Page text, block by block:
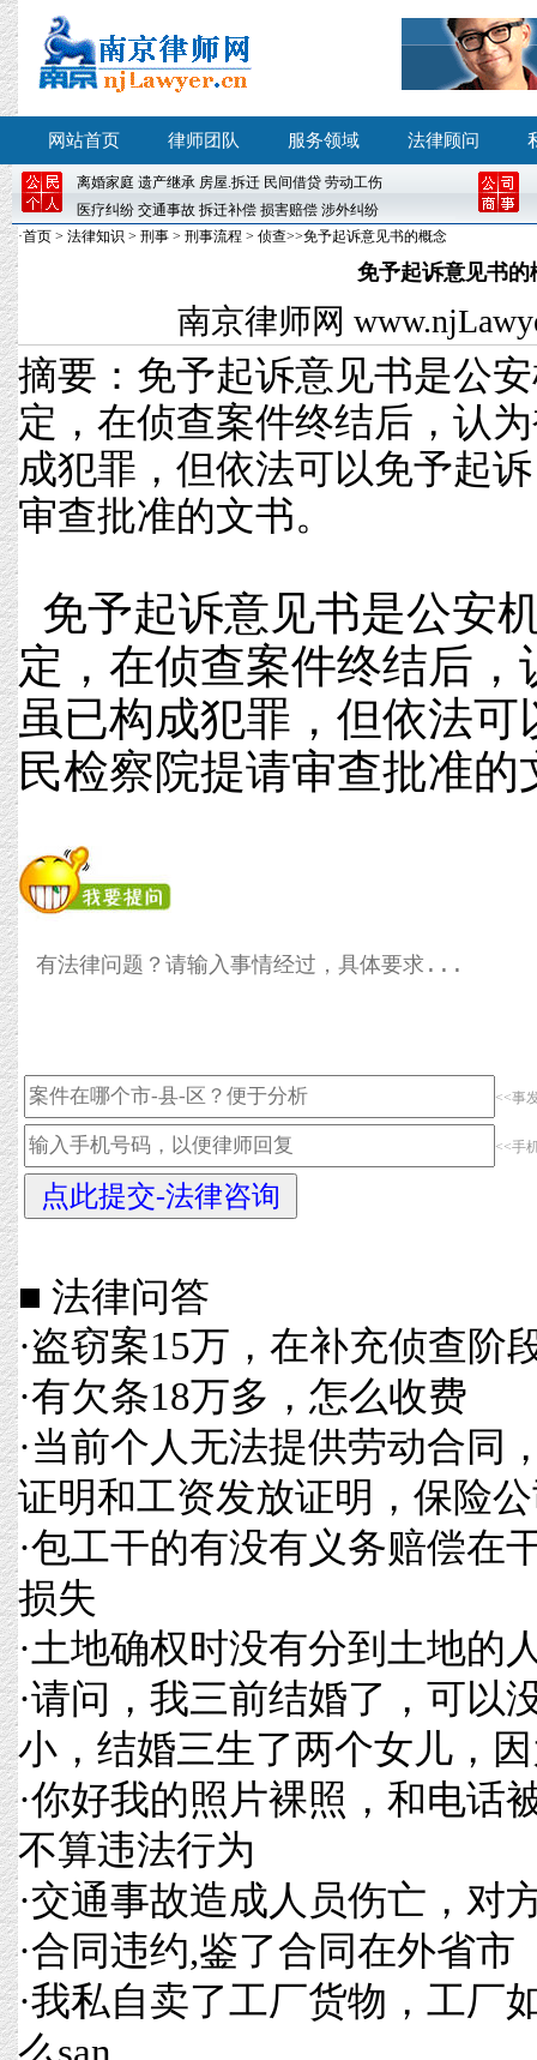
网站首页 律师团队 服务领域 法律顾问
离婚家庭 遗产继承 房屋.拆迁 民间借贷 劳动工伤
医疗纠纷 交通事故 拆迁补偿 损害赔偿 涉外纠纷
·首页 > 法律知识 > 刑事 > 刑事流程 > 侦查>>免予起诉意见书的概念
免予起诉意见书的
南京律师网
摘要：免予起诉意见书是公
定，在侦查案件终结后，认
成犯罪，但依法可以免予起
审查批准的文书。
免予起诉意见书是公安
定，在侦查案件终结后
虽已构成犯罪，但依法
民检察院提请审查批准的
<<事
<<手
■ 法律问答
·盗窃案15万，在补充侦查阶
·有欠条18万多，怎么收费
·当前个人无法提供劳动合同
证明和工资发放证明，保险
·包工干的有没有义务赔偿在
损失
·土地确权时没有分到土地的
·请问，我三前结婚了，可以
小，结婚三生了两个女儿，
·你好我的照片裸照，和电话
不算违法行为
·交通事故造成人员伤亡，对
·合同违约,鉴了合同在外省市
·我私自卖了工厂货物，工厂
么san